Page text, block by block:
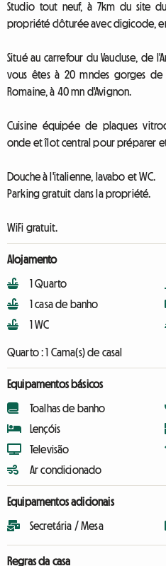
Studio tout neuf, à 7km du site
propriété clôturée avec digicode,
Situé au carrefour du Vaucluse, de
vous êtes à 20 mndes gorges de
Romaine, à 40 mn d'Avignon.
Cuisine équipée de plaques
onde et îlot central pour préparer et
Douche à l'italienne, lavabo et WC.
Parking gratuit dans la propriété.
WiFi gratuit.
Alojamento
1 Quarto
1 casa de banho
1 WC
Quarto :1 Cama(s) de casal
Equipamentos básicos
Toalhas de banho
Lençóis
Televisão
Ar condicionado
Equipamentos adicionais
Secretária / Mesa
Regras da casa